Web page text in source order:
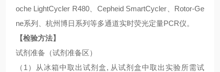
oche LightCycler R480、Cepheid SmartCycler、Rotor-Ge
ne系列、杭州博日系列等多通道实时荧光定量PCR仪。
【检验方法】
试剂准备（试剂准备区）
（ 1）从冰箱中取出试剂盒, 从试剂盒中取出实验所需试